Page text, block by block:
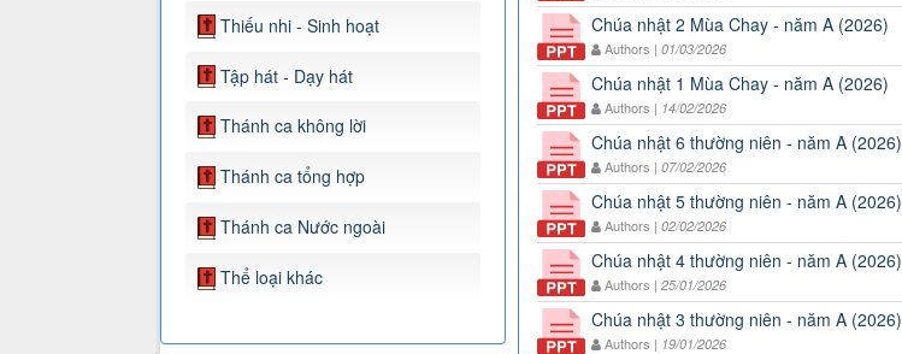
Thiếu nhi - Sinh hoạt
Tập hát - Dạy hát
Thánh ca không lời
Thánh ca tổng hợp
Thánh ca Nước ngoài
Thể loại khác
Chúa nhật 2 Mùa Chay - năm A (2026)
Authors | 01/03/2026
Chúa nhật 1 Mùa Chay - năm A (2026)
Authors | 14/02/2026
Chúa nhật 6 thường niên - năm A (2026)
Authors | 07/02/2026
Chúa nhật 5 thường niên - năm A (2026)
Authors | 02/02/2026
Chúa nhật 4 thường niên - năm A (2026)
Authors | 25/01/2026
Chúa nhật 3 thường niên - năm A (2026)
Authors | 19/01/2026